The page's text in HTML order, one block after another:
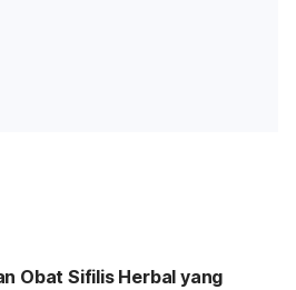
Obat Sifilis Herbal yang